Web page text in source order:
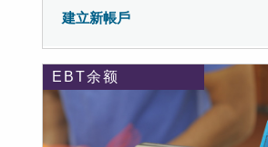
建立新帳戶
EBT余额